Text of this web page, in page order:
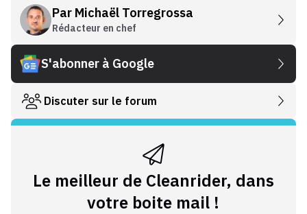
Par Michaël Torregrossa
Rédacteur en chef
S'abonner à Google
Discuter sur le forum
Le meilleur de Cleanrider, dans
votre boite mail !